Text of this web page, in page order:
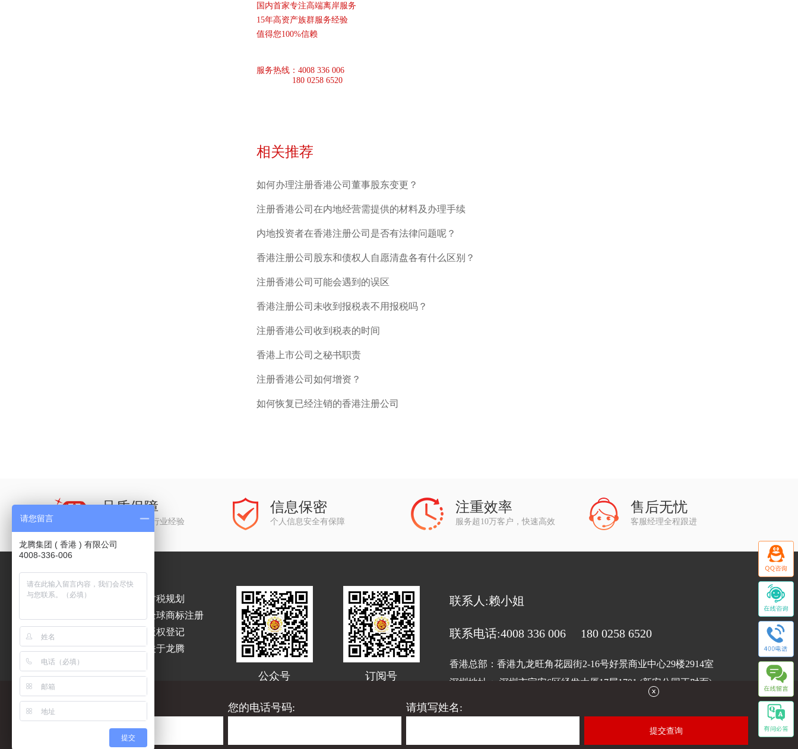
国内首家专注高端离岸服务
15年高资产族群服务经验
值得您100%信赖
服务热线： 4008 336 006
180 0258 6520
相关推荐
如何办理注册香港公司董事股东变更？
注册香港公司在内地经营需提供的材料及办理手续
内地投资者在香港注册公司是否有法律问题呢？
香港注册公司股东和债权人自愿清盘各有什么区别？
注册香港公司可能会遇到的误区
香港注册公司未收到报税表不用报税吗？
注册香港公司收到税表的时间
香港上市公司之秘书职责
注册香港公司如何增资？
如何恢复已经注销的香港注册公司
品质保障
公司经历15年行业经验
信息保密
个人信息安全有保障
注重效率
服务超10万客户，快速高效
售后无忧
客服经理全程跟进
香港公司注册
银行开户
财税规划
全球商标注册
版权登记
关于龙腾
公众号 订阅号
联系人:赖小姐
联系电话:4008 336 006 180 0258 6520
香港总部：香港九龙旺角花园街2-16号好景商业中心29楼2914室
深圳地址： 深圳市宝安6区经发大厦17层1701 (新安公园正对面)
龙腾企业服务 龙腾知识产权代理 龙腾财务代理 龙腾财税顾问 深圳龙腾财务代理 龙腾财务集团 360 百度 腾讯 hao123
您要查询的公司名称: 您的电话号码: 请填写姓名:
请您留言
龙腾集团 ( 香港 ) 有限公司
4008-336-006
提交